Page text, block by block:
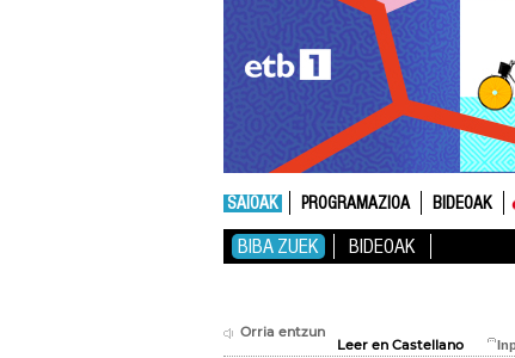
SAIOAK PROGRAMAZIOA BIDEOAK
BIBA ZUEK BIDEOAK
Orria entzun
Leer en Castellano